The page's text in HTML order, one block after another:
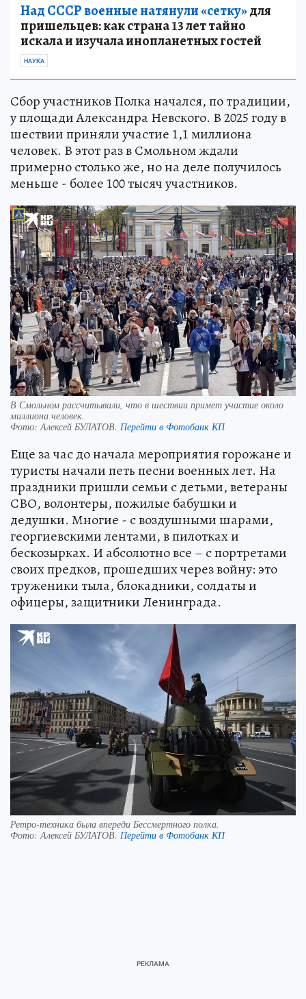
Над СССР военные натянули «сетку»для
пришельцев: как страна 13 лет тайно
искала и изучала инопланетных гостей
НАУКА
Сбор участников Полка начался, по традиции,
у площади Александра Невского. В 2025 году в
шествии приняли участие 1,1 миллиона
человек. В этот раз в Смольном ждали
примерно столько же, но на деле получилось
меньше - более 100 тысяч участников.
В Смольном рассчитывали, что в шествии примет участие около
миллиона человек.
Фото:Алексей БУЛАТОВ. Перейти в Фотобанк КП
Еще за час до начала мероприятия горожане и
туристы начали петь песни военных лет. На
праздники пришли семьи с детьми, ветераны
СВО, волонтеры, пожилые бабушки и
дедушки. Многие - с воздушными шарами,
георгиевскими лентами, в пилотках и
бескозырках. И абсолютно все – с портретами
своих предков, прошедших через войну: это
труженики тыла, блокадники, солдаты и
офицеры, защитники Ленинграда.
Ретро-техника была впереди Бессмертного полка.
Фото:Алексей БУЛАТОВ. Перейти в Фотобанк КП